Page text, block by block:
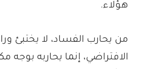
هؤلاء.
من يحارب الفساد، لا يختبئ
الافتراضي، إنما يحاربه بوجه